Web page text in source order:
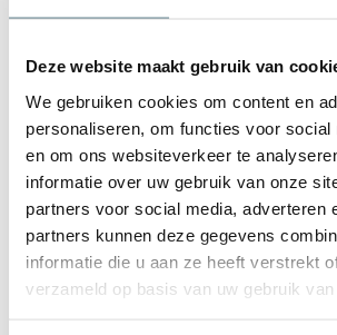
Deze website maakt gebruik van
We gebruiken cookies om content en
personaliseren, om functies voor social
en om ons websiteverkeer te
informatie over uw gebruik van onze
partners voor social media, adverteren
partners kunnen deze gegevens
informatie die u aan ze heeft verstrekt
verzameld op basis van uw gebruik van
team!
Start chat
Bel0344-228104
Mail
Whatsapp0344-228104
Specificaties